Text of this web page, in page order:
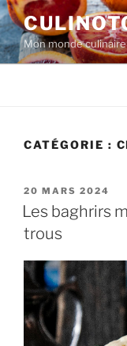
Aller
au
contenu
principal
Mon monde culinaire
CATÉGORIE :
PUBLIÉ
LE
20 MARS 2024
Les baghrirs
trous